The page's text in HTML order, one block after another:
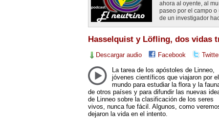
ahora al oyente, al
paseo por el campo
de un investigador
Hasselquist y Löfling, dos vidas
Descargar audio Facebook
La tarea de los apóstoles de Linneo,
jóvenes científicos que viajaron por el
mundo para estudiar la flora y la
de otros países y para difundir las nuevas
de Linneo sobre la clasificación de los seres
vivos, nunca fue fácil. Algunos, como
dejaron la vida en el intento.